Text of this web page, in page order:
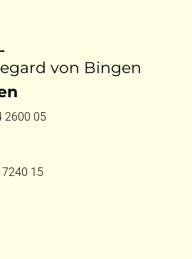
von Bingen
2600 05
7240 15